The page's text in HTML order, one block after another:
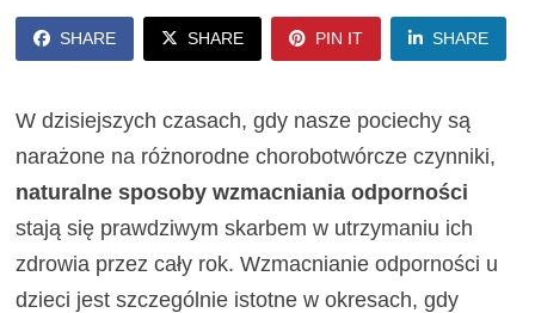
SHARE SHARE PIN IT SHARE
W dzisiejszych czasach, gdy nasze pociechy są
narażone na różnorodne chorobotwórcze czynniki,
naturalne sposoby wzmacniania odporności
stają się prawdziwym skarbem w utrzymaniu ich
zdrowia przez cały rok. Wzmacnianie odporności u
dzieci jest szczególnie istotne w okresach, gdy